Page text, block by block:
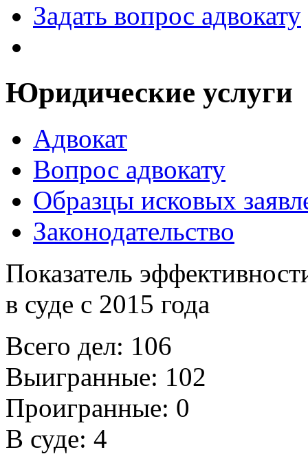
Задать вопрос адвокату
Юридические услуги
Адвокат
Вопрос адвокату
Образцы исковых
Законодательство
Показатель
в суде с 2015 года
Всего дел: 106
Выигранные: 102
Проигранные: 0
В суде: 4